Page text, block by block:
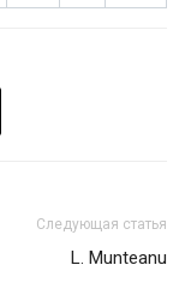
Следующая статья
L. Munteanu